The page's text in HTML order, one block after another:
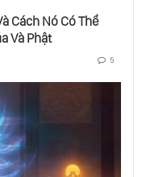
Bằng Mắt
Cuộc Sống
Cách Nó Có Thể
Và Phật
5